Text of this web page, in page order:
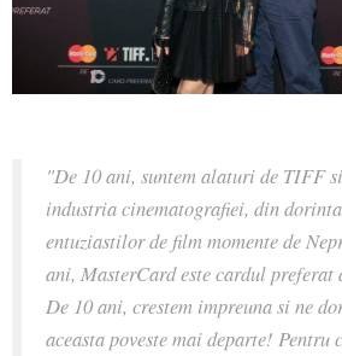
"De 10 ani, suntem alaturi de TIFF
industria cinematografiei, din
entuziastilor de film momente de
ani, MasterCard este cardul
De 10 ani, crestem impreuna si ne
aceasta poveste mai departe! Pentru